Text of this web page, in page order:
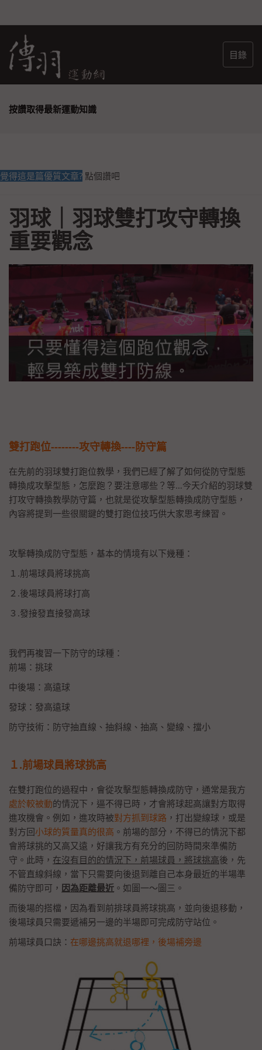
目錄
按讚取得最新運動知識
覺得這是篇優質文章? 點個讚吧
羽球｜羽球雙打攻守轉換
重要觀念
雙打跑位--------攻守轉換----防守篇
在先前的羽球雙打跑位教學，我們已經了解了如何從防守型態
轉換成攻擊型態，怎麼跑？要注意哪些？等…今天介紹的羽球雙
打攻守轉換教學防守篇，也就是從攻擊型態轉換成防守型態，
內容將提到一些很關鍵的雙打跑位技巧供大家思考練習。
攻擊轉換成防守型態，基本的情境有以下幾種：
１.前場球員將球挑高
２.後場球員將球打高
３.發接發直接發高球
我們再複習一下防守的球種：
前場：挑球
中後場：高遠球
發球：發高遠球
防守技術：防守抽直線、抽斜線、抽高、變線、擋小
１.前場球員將球挑高
在雙打跑位的過程中，會從攻擊型態轉換成防守，通常是我方
處於較被動的情況下，逼不得已時，才會將球起高讓對方取得
進攻機會。例如，進攻時被對方抓到球路 ，打出變線球，或是
對方回小球的質量真的很高 。前場的部分，不得已的情況下都
會將球挑的又高又遠，好讓我方有充分的回防時間來準備防
守。此時， 在沒有目的的情況下，前場球員，將球挑高後，先
不管直線斜線，當下只需要向後退到離自己本身最近的半場準
備防守即可， 因為距離最近 。如圖一～圖三。
而後場的搭檔，因為看到前排球員將球挑高，並向後退移動，
後場球員只需要遞補另一邊的半場即可完成防守站位。
前場球員口訣： 在哪邊挑高就退哪裡，後場補旁邊